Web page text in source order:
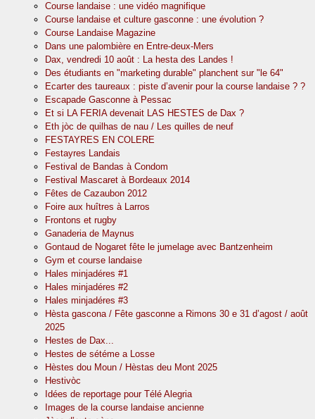
Course landaise : une vidéo magnifique
Course landaise et culture gasconne : une évolution ?
Course Landaise Magazine
Dans une palombière en Entre-deux-Mers
Dax, vendredi 10 août : La hesta des Landes !
Des étudiants en "marketing durable" planchent sur "le 64"
Ecarter des taureaux : piste d’avenir pour la course landaise ? ?
Escapade Gasconne à Pessac
Et si LA FERIA devenait LAS HESTES de Dax ?
Eth jòc de quilhas de nau / Les quilles de neuf
FESTAYRES EN COLERE
Festayres Landais
Festival de Bandas à Condom
Festival Mascaret à Bordeaux 2014
Fêtes de Cazaubon 2012
Foire aux huîtres à Larros
Frontons et rugby
Ganaderia de Maynus
Gontaud de Nogaret fête le jumelage avec Bantzenheim
Gym et course landaise
Hales minjadéres #1
Hales minjadéres #2
Hales minjadéres #3
Hèsta gascona / Fête gasconne a Rimons 30 e 31 d’agost / août
2025
Hestes de Dax...
Hestes de sétéme a Losse
Hèstes dou Moun / Hèstas deu Mont 2025
Hestivòc
Idées de reportage pour Télé Alegria
Images de la course landaise ancienne